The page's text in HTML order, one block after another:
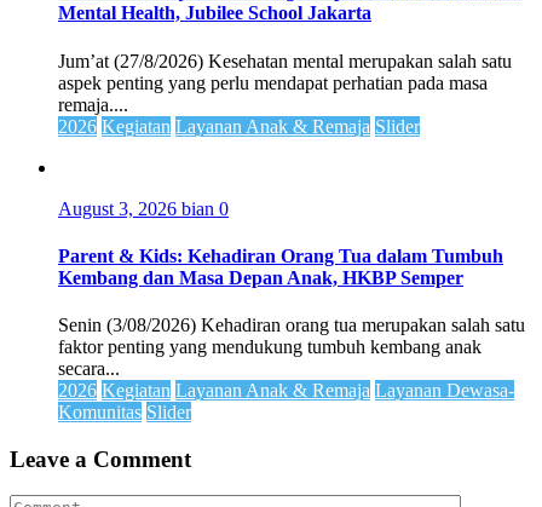
Mental Health, Jubilee School Jakarta
Jum’at (27/8/2026) Kesehatan mental merupakan salah satu
aspek penting yang perlu mendapat perhatian pada masa
remaja....
2026 Kegiatan Layanan Anak & Remaja Slider
August 3, 2026 bian 0
Parent & Kids: Kehadiran Orang Tua dalam Tumbuh
Kembang dan Masa Depan Anak, HKBP Semper
Senin (3/08/2026) Kehadiran orang tua merupakan salah satu
faktor penting yang mendukung tumbuh kembang anak
secara...
2026 Kegiatan Layanan Anak & Remaja Layanan Dewasa-
Komunitas Slider
Leave a Comment